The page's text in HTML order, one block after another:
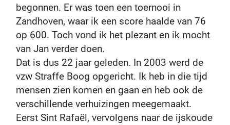
begonnen. Er was toen een toernooi in
Zandhoven, waar ik een score haalde van 76
op 600. Toch vond ik het plezant en ik mocht
van Jan verder doen.
Dat is dus 22 jaar geleden. In 2003 werd de
vzw Straffe Boog opgericht. Ik heb in die tijd
mensen zien komen en gaan en heb ook de
verschillende verhuizingen meegemaakt.
Eerst Sint Rafaël, vervolgens naar de ijskoude